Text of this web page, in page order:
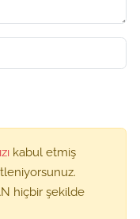
kabul etmiş
hiçbir şekilde